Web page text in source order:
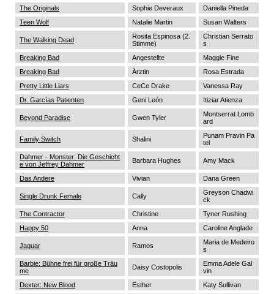
The Originals
Sophie Deveraux
Daniella Pineda
Teen Wolf
Natalie Martin Susan Walters
The Walking Dead
Rosita Espinosa (2.
Stimme)
Christian Serrato
s
Breaking Bad
Angestellte
Maggie Fine
Breaking Bad
Ärztin
Rosa Estrada
Pretty Little Liars
CeCe Drake
Vanessa Ray
Dr. Garcías Patienten
Geni León Itiziar Atienza
Beyond Paradise Gwen Tyler
Montserrat Lomb
ard
Family Switch Shalini
Punam Pravin Pa
tel
Dahmer - Monster: Die Geschicht
e von Jeffrey Dahmer
Barbara Hughes Amy Mack
Das Andere Vivian Dana Green
Single Drunk Female Cally
Greyson Chadwi
ck
The Contractor
Christine
Tyner Rushing
Happy 50
Anna Caroline Anglade
Jaguar Ramos
Maria de Medeiro
s
Barbie: Bühne frei für große Träu
me
Daisy Costopolis
Emma Adele Gal
vin
Dexter: New Blood
Esther
Katy Sullivan